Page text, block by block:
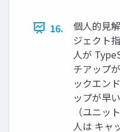
16.
個人的見
ジェクト
人が
チアップ
ックエン
ップが早
（ユニッ
人は キャ